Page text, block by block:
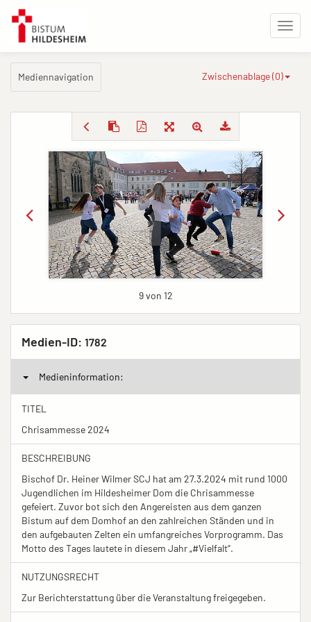
Mediennavigation Zwischenablage (0)
9 von 12
Medien-ID: 1782
Medieninformation:
TITEL
Chrisammesse 2024
BESCHREIBUNG
Bischof Dr. Heiner Wilmer SCJ hat am 27.3.2024 mit rund 1000
Jugendlichen im Hildesheimer Dom die Chrisammesse
gefeiert. Zuvor bot sich den Angereisten aus dem ganzen
Bistum auf dem Domhof an den zahlreichen Ständen und in
den aufgebauten Zelten ein umfangreiches Vorprogramm. Das
Motto des Tages lautete in diesem Jahr „#Vielfalt“.
NUTZUNGSRECHT
Zur Berichterstattung über die Veranstaltung freigegeben.